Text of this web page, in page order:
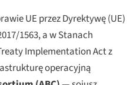
UE przez Dyrektywę (UE)
1563, a w Stanach
Implementation Act z
operacyjną